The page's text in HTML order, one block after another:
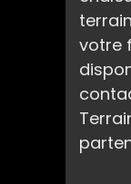
votre